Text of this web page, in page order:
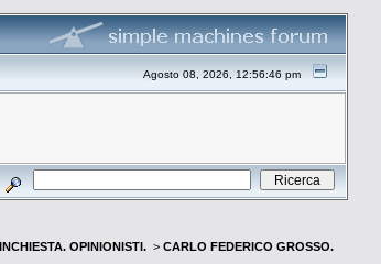
Agosto 08, 2026, 12:56:46 pm
OPINIONISTI. > CARLO FEDERICO GROSSO.